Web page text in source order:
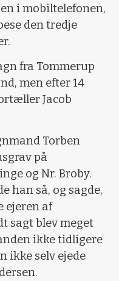
i mobiltelefonen,
den tredje
fra Tommerup
men efter 14
Jacob
Torben
på
og Nr. Broby.
han så, og sagde,
ejeren af
sagt blev meget
ikke tidligere
ikke selv ejede